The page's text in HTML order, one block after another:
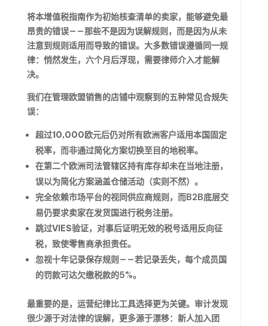
将本增值税指南作为初始核查清单的卖家，能够避免最
昂贵的错误——那些不是因为误解规则，而是因为从未
注意到规则适用而导致的错误。大多数错误遵循同一规
律：悄然发生，六个月后浮现，需要律师介入才能解
决。
我们在管理欧盟销售的店铺中观察到的五种常见合规失
误：
超过10,000欧元后仍对所有欧洲客户适用本国固定
税率，而非通过简化方案切换至目的地税率。
在第二个欧洲司法管辖区持有库存却未在当地注册，
误以为简化方案涵盖仓储活动（实则不然）。
完全依赖市场平台的视同供应商规则 ，而B2B底层交
易仍要求卖家在发货国进行税务注册。
跳过VIES验证，对事后证明无效的税号适用反向征
税，致使零售商承担责任。
忽视十年记录保存规则 ——若记录丢失，每个成员国
的罚款可达欠缴税款的5%。
最重要的是，运营纪律比工具选择更为关键。审计发现
很少源于对法律的误解，更多源于漂移：新人加入团